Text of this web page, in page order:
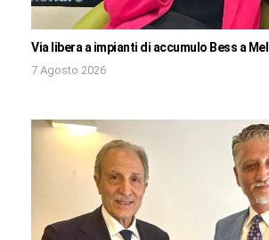
Via libera a impianti di accumulo Bess a
7 Agosto 2026